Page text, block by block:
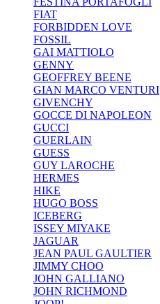
FIAT
FORBIDDEN LOVE
FOSSIL
GAI MATTIOLO
GENNY
GEOFFREY BEENE
GIAN MARCO VENTURI
GIVENCHY
GOCCE DI NAPOLEON
GUCCI
GUERLAIN
GUESS
GUY LAROCHE
HERMES
HIKE
HUGO BOSS
ICEBERG
ISSEY MIYAKE
JAGUAR
JEAN PAUL GAULTIER
JIMMY CHOO
JOHN GALLIANO
JOHN RICHMOND